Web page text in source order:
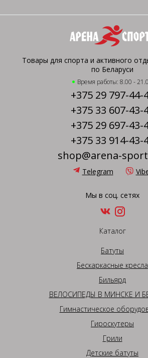
Товары для спорта и активного
по Беларуси
Время работы: 8.00 -
+375 29 797-44-
+375 33 607-43-
+375 29 697-43-
+375 33 914-43-
shop@arena-
Telegram
Мы в соц. сетях
Каталог
Батуты
Бескаркасные кресла
Бильярд
ВЕЛОСИПЕДЫ В МИНСКЕ И
Гимнастическое
Гироскутеры
Грили
Детские батуты